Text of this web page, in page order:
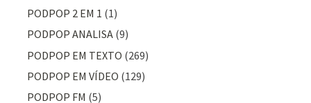
PODPOP 2 EM 1 (1)
PODPOP ANALISA (9)
PODPOP EM TEXTO (269)
PODPOP EM VÍDEO (129)
PODPOP FM (5)